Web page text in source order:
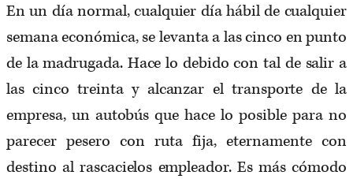
En un día normal, cualquier día hábil de cualquier
semana económica, se levanta a las cinco en punto
de la madrugada. Hace lo debido con tal de salir a
las cinco treinta y alcanzar el transporte de la
empresa, un autobús que hace lo posible para no
parecer pesero con ruta fija, eternamente con
destino al rascacielos empleador. Es más cómodo